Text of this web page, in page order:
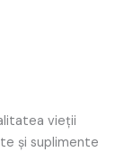
vieții
și suplimente